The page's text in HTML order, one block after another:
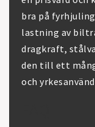
bra på
lastning av
dragkraft,
den till ett
och